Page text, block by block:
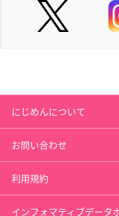
にじめんについて
お問い合わせ
利用規約
インフォマティブデータ